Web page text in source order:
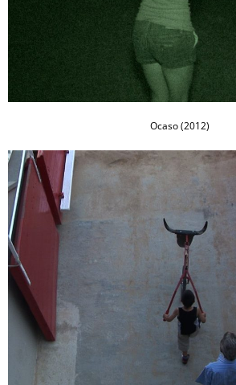
Ocaso (2012)